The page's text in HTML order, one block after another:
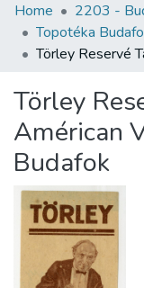
Communities &
All of DSpace
About us
Home
2203 -
Topotéka
Törley
Américan
Budafok